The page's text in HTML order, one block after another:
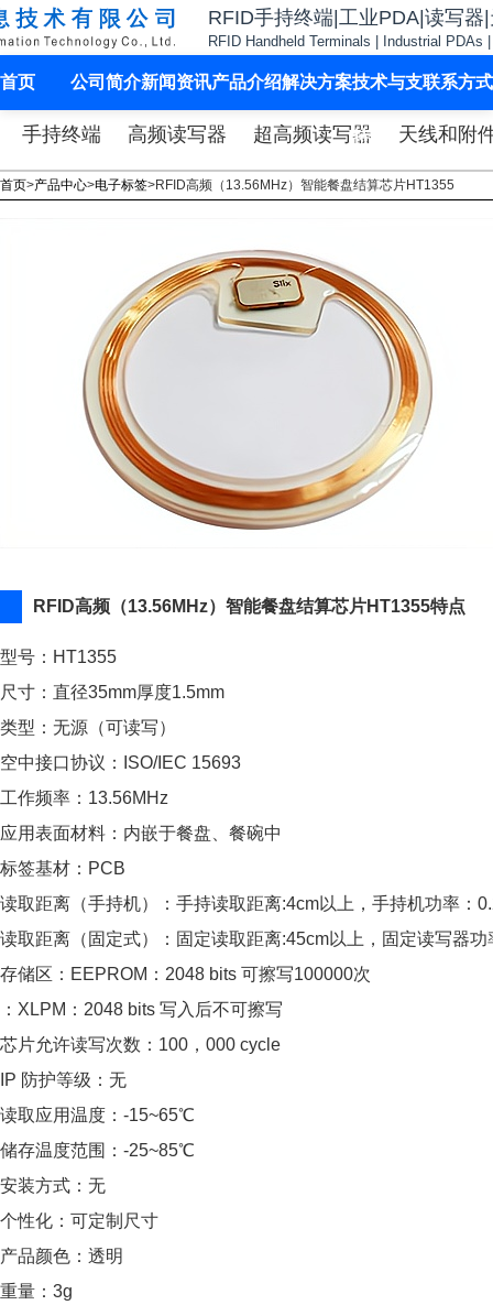
RFID手持终端|工业PDA|读写器
RFID Handheld Terminals | Industrial PDAs
首页 公司简介新闻资讯产品介绍解决方案技术与支
持
联系方式
手持终端 高频读写器 超高频读写器 天线和附
首页>产品中心>电子标签>RFID高频（13.56MHz）智能餐盘结算芯片HT1355
RFID高频（13.56MHz）智能餐盘结算芯片HT1355特点
型号：HT1355
尺寸：直径35mm厚度1.5mm
类型：无源（可读写）
空中接口协议：ISO/IEC 15693
工作频率：13.56MHz
应用表面材料：内嵌于餐盘、餐碗中
标签基材：PCB
读取距离（手持机）：手持读取距离:4cm以上，手持机功率：
读取距离（固定式）：固定读取距离:45cm以上，固定读写器功
存储区：EEPROM：2048 bits 可擦写100000次
：XLPM：2048 bits 写入后不可擦写
芯片允许读写次数：100，000 cycle
IP 防护等级：无
读取应用温度：-15~65℃
储存温度范围：-25~85℃
安装方式：无
个性化：可定制尺寸
产品颜色：透明
重量：3g